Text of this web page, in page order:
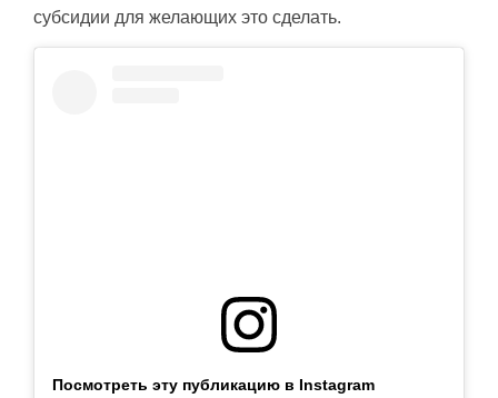
субсидии для желающих это сделать.
Посмотреть эту публикацию в Instagram